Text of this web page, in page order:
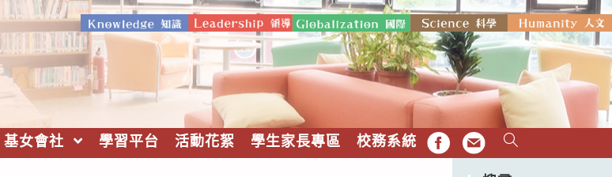
基女會社 學習平台 活動花絮 學生家長專區 校務系統 FB EMAIL